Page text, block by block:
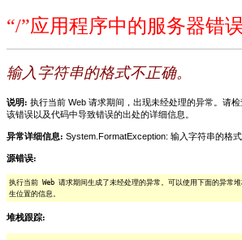
“/”应用程序中的服务器错误
输入字符串的格式不正确。
说明: 执行当前 Web 请求期间，出现未经处理的异常。请
该错误以及代码中导致错误的出处的详细信息。
异常详细信息: System.FormatException: 输入字符串的格式
源错误:
执行当前 Web 请求期间生成了未经处理的异常。可以使用下面的异常
生位置的信息。
堆栈跟踪: